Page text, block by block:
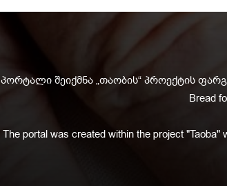
პორტალი შეიქმნა „თაობის“ პროექტის
Bread
The portal was created within the project